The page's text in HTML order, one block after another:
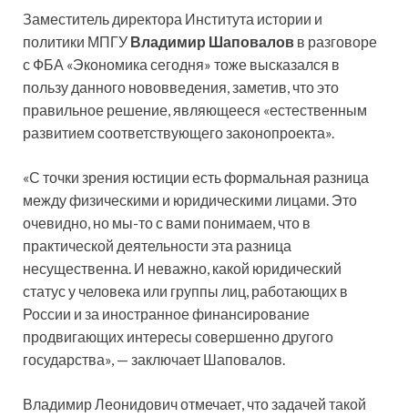
Заместитель директора Института истории и
политики МПГУ Владимир Шаповалов в разговоре
с ФБА «Экономика сегодня» тоже высказался в
пользу данного нововведения, заметив, что это
правильное решение, являющееся «естественным
развитием соответствующего законопроекта».
«С точки зрения юстиции есть формальная разница
между физическими и юридическими лицами. Это
очевидно, но мы-то с вами понимаем, что в
практической деятельности эта разница
несущественна. И неважно, какой юридический
статус у человека или группы лиц, работающих в
России и за иностранное финансирование
продвигающих интересы совершенно другого
государства», — заключает Шаповалов.
Владимир Леонидович отмечает, что задачей такой